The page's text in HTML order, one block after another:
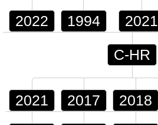
2022 1994 2021
C-HR
2021 2017 2018